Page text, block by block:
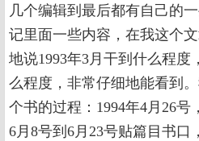
几个编辑到最后都有自己的
记里面一些内容，在我这个
地说1993年3月干到什么程度
么程度，非常仔细地能看到
个书的过程：1994年4月26号
6月8号到6月23号贴篇目书口